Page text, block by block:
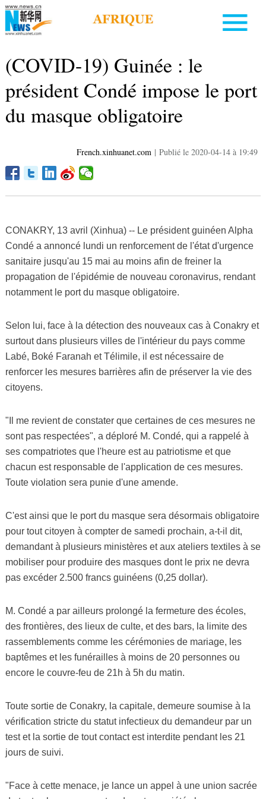
(COVID-19) Guinée : le
président Condé impose le port
du masque obligatoire
French.xinhuanet.com | Publié le 2020-04-14 à 19:49
CONAKRY, 13 avril (Xinhua) -- Le président guinéen Alpha
Condé a annoncé lundi un renforcement de l'état d'urgence
sanitaire jusqu'au 15 mai au moins afin de freiner la
propagation de l'épidémie de nouveau coronavirus, rendant
notamment le port du masque obligatoire.
Selon lui, face à la détection des nouveaux cas à Conakry et
surtout dans plusieurs villes de l'intérieur du pays comme
Labé, Boké Faranah et Télimile, il est nécessaire de
renforcer les mesures barrières afin de préserver la vie des
citoyens.
"Il me revient de constater que certaines de ces mesures ne
sont pas respectées", a déploré M. Condé, qui a rappelé à
ses compatriotes que l'heure est au patriotisme et que
chacun est responsable de l'application de ces mesures.
Toute violation sera punie d'une amende.
C'est ainsi que le port du masque sera désormais obligatoire
pour tout citoyen à compter de samedi prochain, a-t-il dit,
demandant à plusieurs ministères et aux ateliers textiles à se
mobiliser pour produire des masques dont le prix ne devra
pas excéder 2.500 francs guinéens (0,25 dollar).
M. Condé a par ailleurs prolongé la fermeture des écoles,
des frontières, des lieux de culte, et des bars, la limite des
rassemblements comme les cérémonies de mariage, les
baptêmes et les funérailles à moins de 20 personnes ou
encore le couvre-feu de 21h à 5h du matin.
Toute sortie de Conakry, la capitale, demeure soumise à la
vérification stricte du statut infectieux du demandeur par un
test et la sortie de tout contact est interdite pendant les 21
jours de suivi.
"Face à cette menace, je lance un appel à une union sacrée